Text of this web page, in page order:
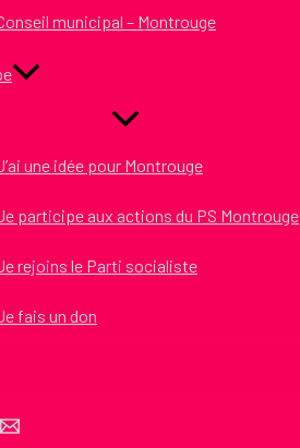
municipal – Montrouge
une idée pour Montrouge
participe aux actions du PS Montrouge
rejoins le Parti socialiste
fais un don